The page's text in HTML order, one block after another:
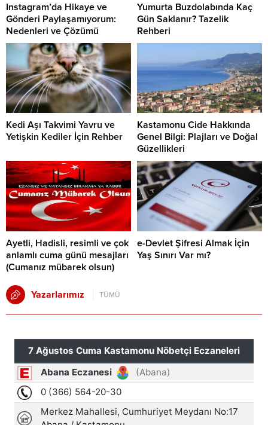
Instagram’da Hikaye ve
Gönderi Paylaşamıyorum:
Nedenleri ve Çözümü
Yumurta Buzdolabında Kaç
Gün Saklanır? Tazelik
Rehberi
Kedi Aşı Takvimi Yavru ve
Yetişkin Kediler İçin Rehber
Kastamonu Cide Hakkında
Genel Bilgi: Plajları ve Doğal
Güzellikleri
Ayetli, Hadisli, resimli ve çok
anlamlı cuma günü mesajları
(Cumanız mübarek olsun)
e-Devlet Şifresi Almak İçin
Yaş Sınırı Var mı?
Yazarlarımız TÜMÜ